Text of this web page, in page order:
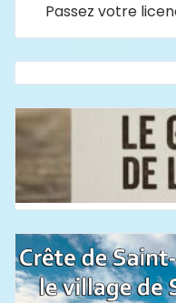
Passez votre